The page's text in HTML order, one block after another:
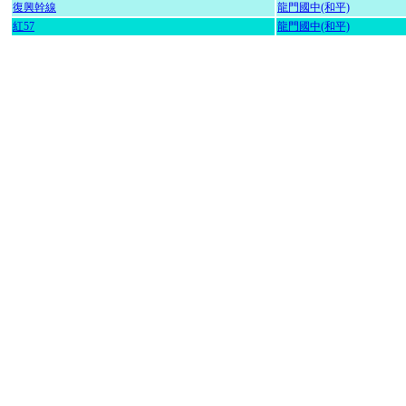
復興幹線
龍門國中(和平)
紅57
龍門國中(和平)